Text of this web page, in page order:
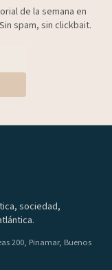
de la semana en
spam, sin clickbait.
sociedad,
200, Pinamar, Buenos